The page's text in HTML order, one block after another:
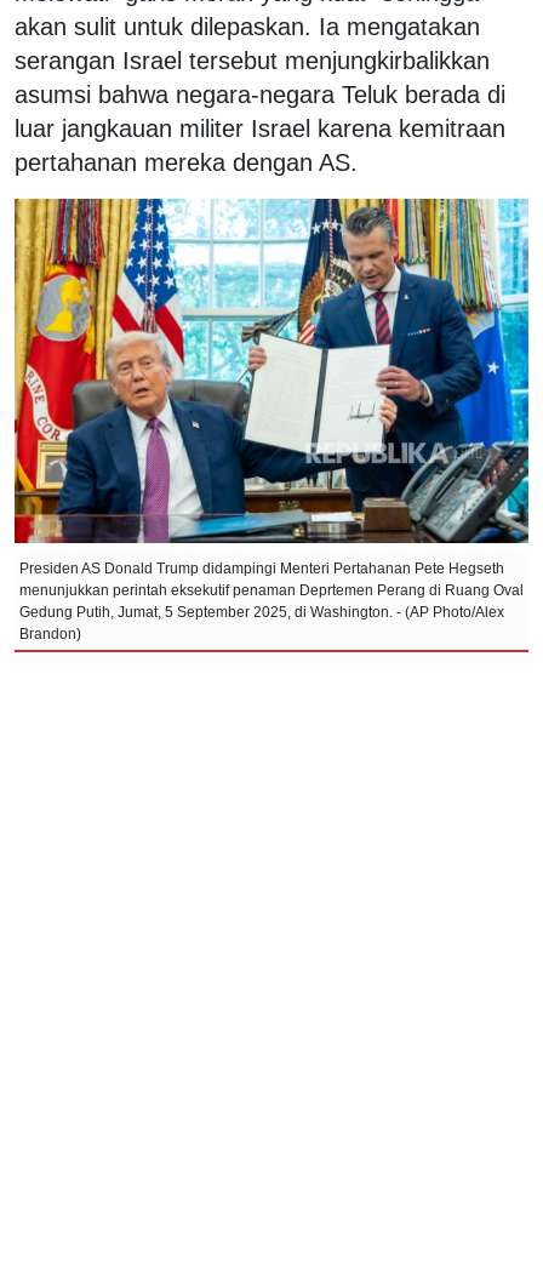
akan sulit untuk dilepaskan. Ia mengatakan
serangan Israel tersebut menjungkirbalikkan
asumsi bahwa negara-negara Teluk berada di
luar jangkauan militer Israel karena kemitraan
pertahanan mereka dengan AS.
Presiden AS Donald Trump didampingi Menteri Pertahanan Pete Hegseth
menunjukkan perintah eksekutif penaman Deprtemen Perang di Ruang Oval
Gedung Putih, Jumat, 5 September 2025, di Washington. - (AP Photo/Alex
Brandon)